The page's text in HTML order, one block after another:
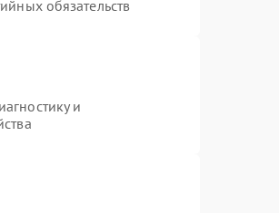
обязательств
и